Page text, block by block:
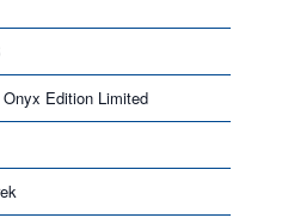
Edition Limited